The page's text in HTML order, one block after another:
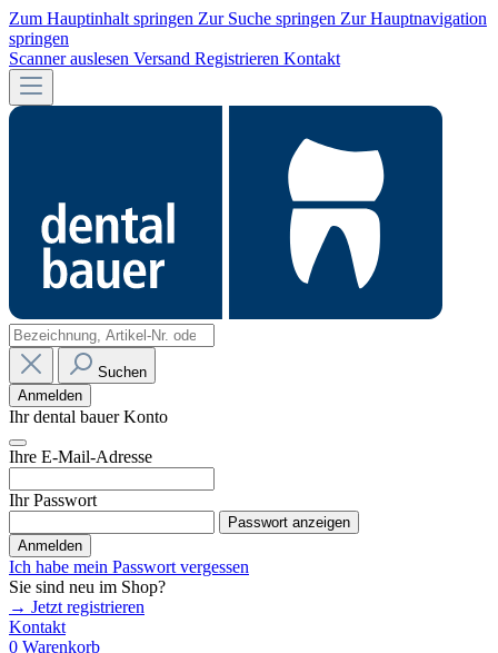
Zum Hauptinhalt springen Zur Suche springen Zur Hauptnavigation
springen
Scanner auslesen Versand Registrieren Kontakt
Suchen
Anmelden
Ihr dental bauer Konto
Ihre E-Mail-Adresse
Ihr Passwort
Passwort anzeigen
Anmelden
Ich habe mein Passwort vergessen
Sie sind neu im Shop?
→ Jetzt registrieren
Kontakt
0 Warenkorb